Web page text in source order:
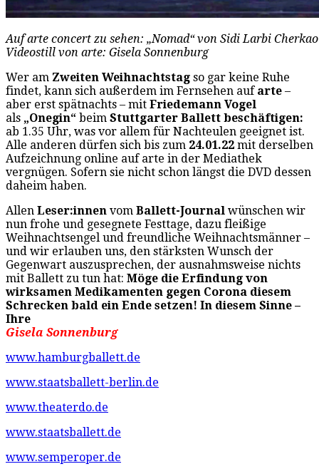
Auf arte concert zu sehen: „Nomad“ von Sidi Larbi
Videostill von arte: Gisela Sonnenburg
Wer am Zweiten Weihnachtstag so gar keine Ruhe
findet, kann sich außerdem im Fernsehen auf arte –
aber erst spätnachts – mit Friedemann Vogel
als „Onegin“ beim Stuttgarter Ballett beschäftigen:
ab 1.35 Uhr, was vor allem für Nachteulen geeignet ist.
Alle anderen dürfen sich bis zum 24.01.22 mit derselben
Aufzeichnung online auf arte in der Mediathek
vergnügen. Sofern sie nicht schon längst die DVD dessen
daheim haben.
Allen Leser:innen vom Ballett-Journal wünschen wir
nun frohe und gesegnete Festtage, dazu fleißige
Weihnachtsengel und freundliche Weihnachtsmänner –
und wir erlauben uns, den stärksten Wunsch der
Gegenwart auszusprechen, der ausnahmsweise nichts
mit Ballett zu tun hat: Möge die Erfindung von
wirksamen Medikamenten gegen Corona diesem
Schrecken bald ein Ende setzen! In diesem Sinne –
Ihre
Gisela Sonnenburg
www.hamburgballett.de
www.staatsballett-berlin.de
www.theaterdo.de
www.staatsballett.de
www.semperoper.de